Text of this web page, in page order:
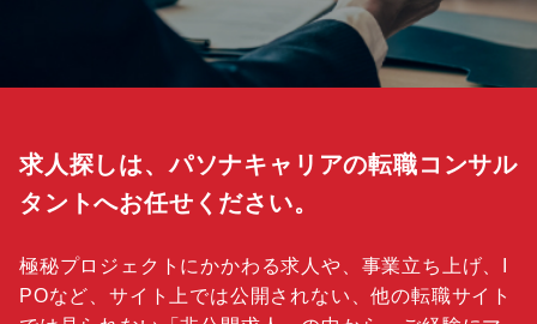
求人探しは、パソナキャリアの転職コンサル
タントへお任せください。
極秘プロジェクトにかかわる求人や、事業立ち上げ、I
POなど、サイト上では公開されない、他の転職サイト